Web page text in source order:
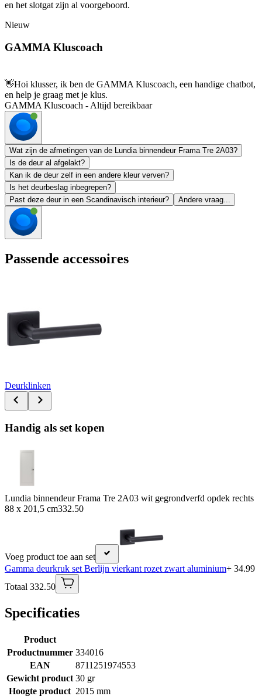
en het slotgat zijn al voorgeboord.
Nieuw
GAMMA Kluscoach
👋Hoi klusser, ik ben de GAMMA Kluscoach, een handige chatbot,
en help je graag met je klus.
GAMMA Kluscoach - Altijd bereikbaar
Wat zijn de afmetingen van de Lundia binnendeur Frama Tre 2A03?
Is de deur al afgelakt?
Kan ik de deur zelf in een andere kleur verven?
Is het deurbeslag inbegrepen?
Past deze deur in een Scandinavisch interieur?
Andere vraag...
Passende accessoires
Deurklinken
Handig als set kopen
Lundia binnendeur Frama Tre 2A03 wit gegrondverfd opdek rechts
88 x 201,5 cm332.50
Voeg product toe aan set
Gamma deurkruk set Berlijn vierkant rozet zwart aluminium+ 34.99
Totaal 332.50
Specificaties
Product
Productnummer 334016
EAN
8711251974553
Gewicht product 30 gr
Hoogte product 2015 mm